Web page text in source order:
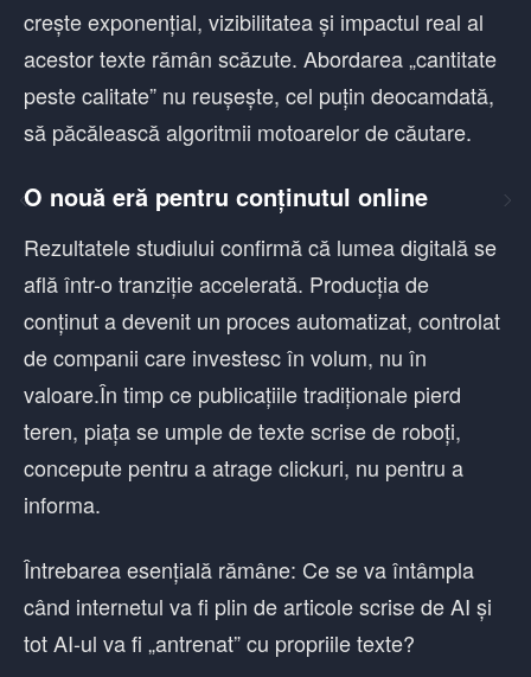
crește exponențial, vizibilitatea și impactul real al
acestor texte rămân scăzute. Abordarea „cantitate
peste calitate” nu reușește, cel puțin deocamdată,
să păcălească algoritmii motoarelor de căutare.
O nouă eră pentru conținutul online
Rezultatele studiului confirmă că lumea digitală se
află într-o tranziție accelerată. Producția de
conținut a devenit un proces automatizat, controlat
de companii care investesc în volum, nu în
valoare.În timp ce publicațiile tradiționale pierd
teren, piața se umple de texte scrise de roboți,
concepute pentru a atrage clickuri, nu pentru a
informa.
Întrebarea esențială rămâne: Ce se va întâmpla
când internetul va fi plin de articole scrise de AI și
tot AI-ul va fi „antrenat” cu propriile texte?